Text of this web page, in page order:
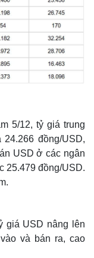
5/12, tỷ giá trung
đồng/USD,
USD ở các ngân
25.479 đồng/USD.
giá USD nâng lên
và bán ra, cao